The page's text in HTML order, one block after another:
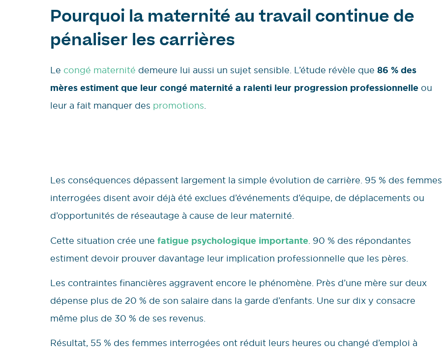
Pourquoi la maternité au travail continue de
pénaliser les carrières
Le congé maternité demeure lui aussi un sujet sensible. L’étude révèle que 86 % des
mères estiment que leur congé maternité a ralenti leur progression professionnelle ou
leur a fait manquer des promotions.
Les conséquences dépassent largement la simple évolution de carrière. 95 % des femmes
interrogées disent avoir déjà été exclues d’événements d’équipe, de déplacements ou
d’opportunités de réseautage à cause de leur maternité.
Cette situation crée une fatigue psychologique importante. 90 % des répondantes
estiment devoir prouver davantage leur implication professionnelle que les pères.
Les contraintes financières aggravent encore le phénomène. Près d’une mère sur deux
dépense plus de 20 % de son salaire dans la garde d’enfants. Une sur dix y consacre
même plus de 30 % de ses revenus.
Résultat, 55 % des femmes interrogées ont réduit leurs heures ou changé d’emploi à